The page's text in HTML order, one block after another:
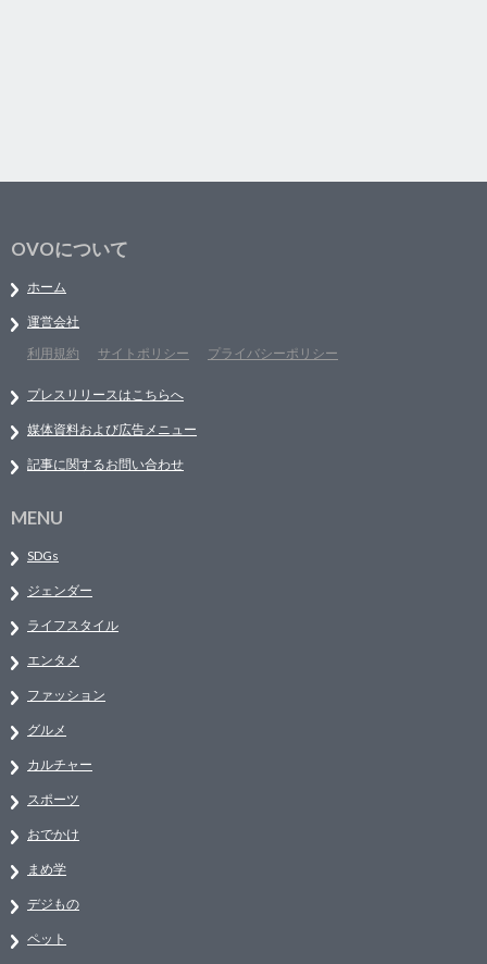
OVOについて
ホーム
運営会社
利用規約
サイトポリシー プライバシーポリシー
プレスリリースはこちらへ
媒体資料および広告メニュー
記事に関するお問い合わせ
MENU
SDGs
ジェンダー
ライフスタイル
エンタメ
ファッション
グルメ
カルチャー
スポーツ
おでかけ
まめ学
デジもの
ペット